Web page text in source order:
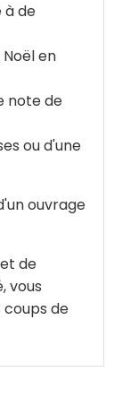
à de
en
note de
ou d'une
ouvrage
de
vous
de